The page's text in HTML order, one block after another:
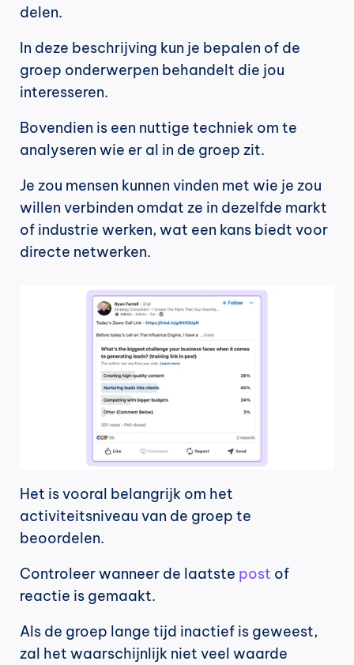
delen.
In deze beschrijving kun je bepalen of de
groep onderwerpen behandelt die jou
interesseren.
Bovendien is een nuttige techniek om te
analyseren wie er al in de groep zit.
Je zou mensen kunnen vinden met wie je zou
willen verbinden omdat ze in dezelfde markt
of industrie werken, wat een kans biedt voor
directe netwerken.
Het is vooral belangrijk om het
activiteitsniveau van de groep te
beoordelen.
Controleer wanneer de laatste post of
reactie is gemaakt.
Als de groep lange tijd inactief is geweest,
zal het waarschijnlijk niet veel waarde